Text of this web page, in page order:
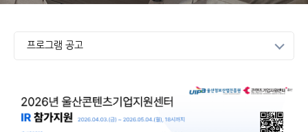
프로그램 공고